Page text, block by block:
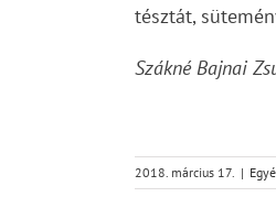
tésztát,
Szákné Bajnai
2018. március 17. |